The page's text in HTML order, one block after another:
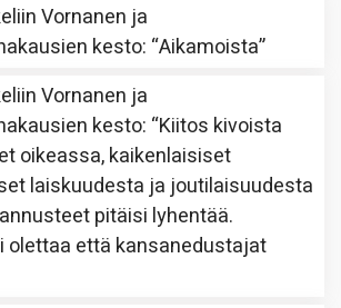
Vornanen ja
kesto: “Aikamoista”
Vornanen ja
kesto: “Kiitos kivoista
oikeassa, kaikenlaisiset
laiskuudesta ja joutilaisuudesta
pitäisi lyhentää.
olettaa että kansanedustajat